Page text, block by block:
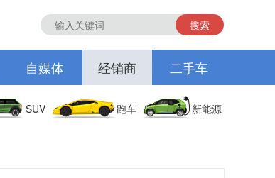
搜索
自媒体 经销商 二手车
SUV 跑车 新能源